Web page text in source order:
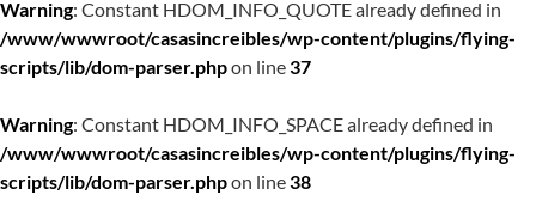
Warning: Constant HDOM_INFO_QUOTE already defined in
/www/wwwroot/casasincreibles/wp-content/plugins/flying-
scripts/lib/dom-parser.phpon line37
Warning: Constant HDOM_INFO_SPACE already defined in
/www/wwwroot/casasincreibles/wp-content/plugins/flying-
scripts/lib/dom-parser.phpon line38